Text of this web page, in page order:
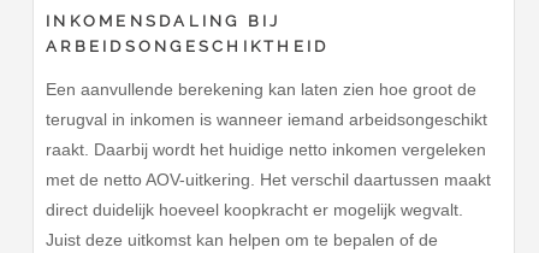
INKOMENSDALING BIJ
ARBEIDSONGESCHIKTHEID
Een aanvullende berekening kan laten zien hoe groot de
terugval in inkomen is wanneer iemand arbeidsongeschikt
raakt. Daarbij wordt het huidige netto inkomen vergeleken
met de netto AOV-uitkering. Het verschil daartussen maakt
direct duidelijk hoeveel koopkracht er mogelijk wegvalt.
Juist deze uitkomst kan helpen om te bepalen of de